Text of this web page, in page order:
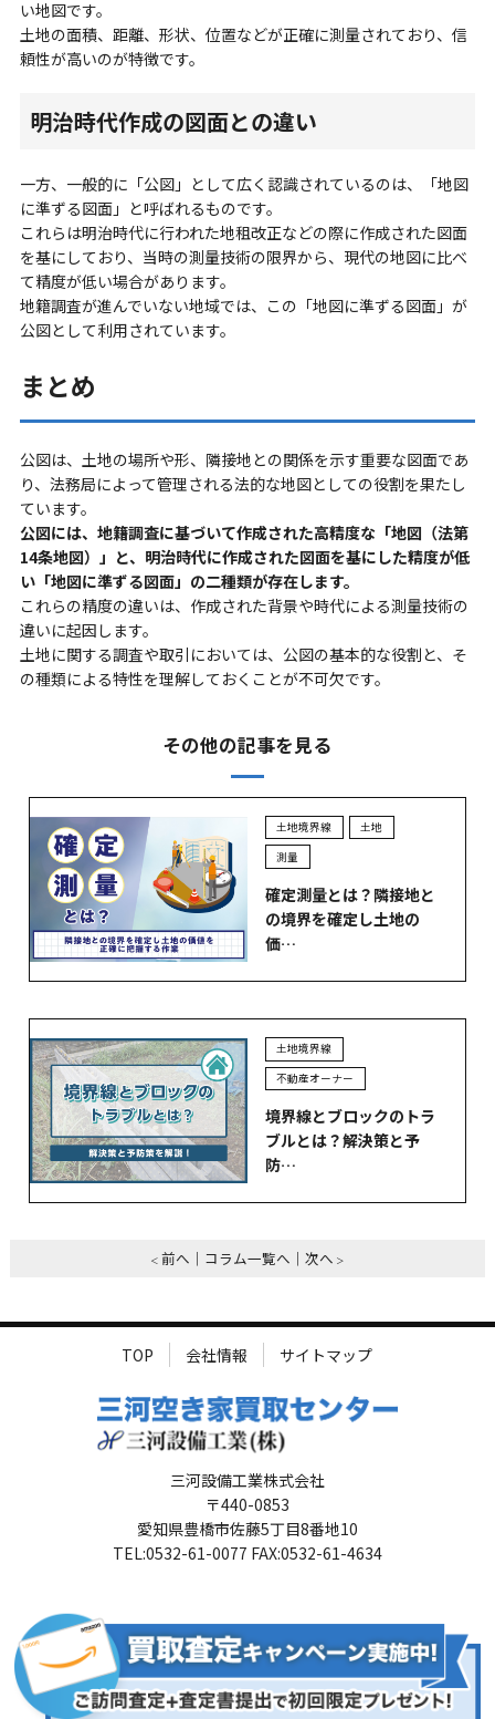
い地図です。
土地の面積、距離、形状、位置などが正確に測量されており、信
頼性が高いのが特徴です。
明治時代作成の図面との違い
一方、一般的に「公図」として広く認識されているのは、「地図
に準ずる図面」と呼ばれるものです。
これらは明治時代に行われた地租改正などの際に作成された図面
を基にしており、当時の測量技術の限界から、現代の地図に比べ
て精度が低い場合があります。
地籍調査が進んでいない地域では、この「地図に準ずる図面」が
公図として利用されています。
まとめ
公図は、土地の場所や形、隣接地との関係を示す重要な図面であ
り、法務局によって管理される法的な地図としての役割を果たし
ています。
公図には、地籍調査に基づいて作成された高精度な「地図（法第
14条地図）」と、明治時代に作成された図面を基にした精度が低
い「地図に準ずる図面」の二種類が存在します。
これらの精度の違いは、作成された背景や時代による測量技術の
違いに起因します。
土地に関する調査や取引においては、公図の基本的な役割と、そ
の種類による特性を理解しておくことが不可欠です。
その他の記事を見る
土地境界線
土地
測量
確定測量とは？隣接地と
の境界を確定し土地の
価…
土地境界線
不動産オーナー
境界線とブロックのトラ
ブルとは？解決策と予
防…
前へ コラム一覧へ 次へ
TOP 会社情報 サイトマップ
三河設備工業株式会社
〒440-0853
愛知県豊橋市佐藤5丁目8番地10
TEL:0532-61-0077 FAX:0532-61-4634